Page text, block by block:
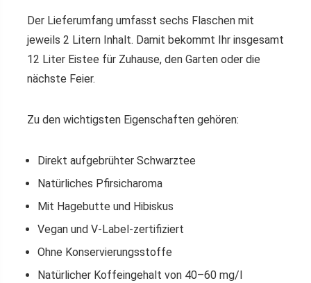
Der Lieferumfang umfasst sechs Flaschen mit
jeweils 2 Litern Inhalt. Damit bekommt Ihr insgesamt
12 Liter Eistee für Zuhause, den Garten oder die
nächste Feier.
Zu den wichtigsten Eigenschaften gehören:
Direkt aufgebrühter Schwarztee
Natürliches Pfirsicharoma
Mit Hagebutte und Hibiskus
Vegan und V-Label-zertifiziert
Ohne Konservierungsstoffe
Natürlicher Koffeingehalt von 40–60 mg/l